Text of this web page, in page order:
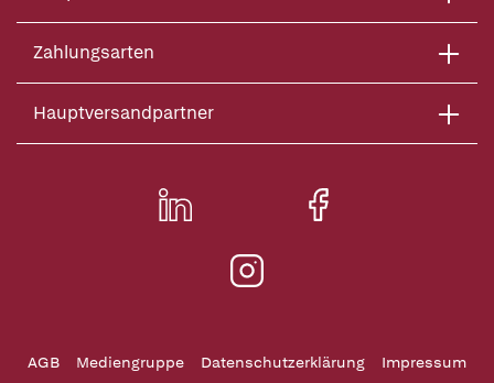
Zahlungsarten
Hauptversandpartner
AGB Mediengruppe Datenschutzerklärung
Impressum